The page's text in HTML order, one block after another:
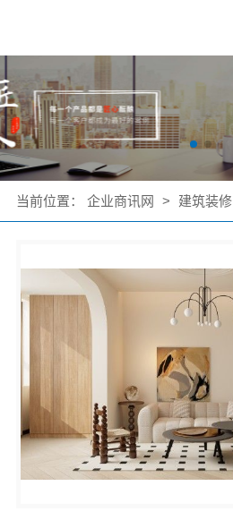
当前位置： 企业商讯网 > 建筑装修